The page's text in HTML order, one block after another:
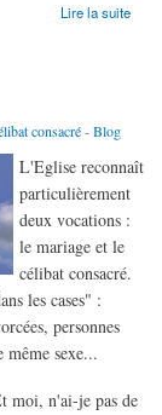
Lire la suite
consacré-Blog
L'Eglise reconnaît
particulièrement
deux vocations :
le mariage et le
célibat consacré.
les cases" :
personnes
même sexe...
moi, n'ai-je pas de